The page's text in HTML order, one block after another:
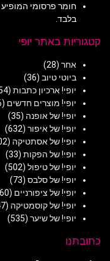
חומר פרסומי
בלבד.
קטגוריות באתר יופי
אחר (28)
ביוטי טיוב (36)
יופי! ארכיון כתבות (954)
יופי! מוצרים חדשים (2,566)
יופי! של אופנה (35)
יופי! של איפור (632)
יופי! של אסתטיקה (502)
יופי! של הפקות (33)
יופי! של טיפול (502)
יופי! של סלבס (73)
יופי! של ציפורניים (260)
יופי! של קוסמטיקה (547)
יופי! של שיער (535)
כתובתנו